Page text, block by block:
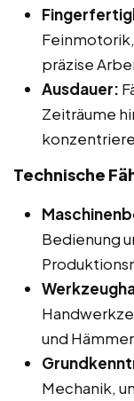
präzise
Ausdauer:
Zeiträume
Technische
Bedienung
und
Mechanik,